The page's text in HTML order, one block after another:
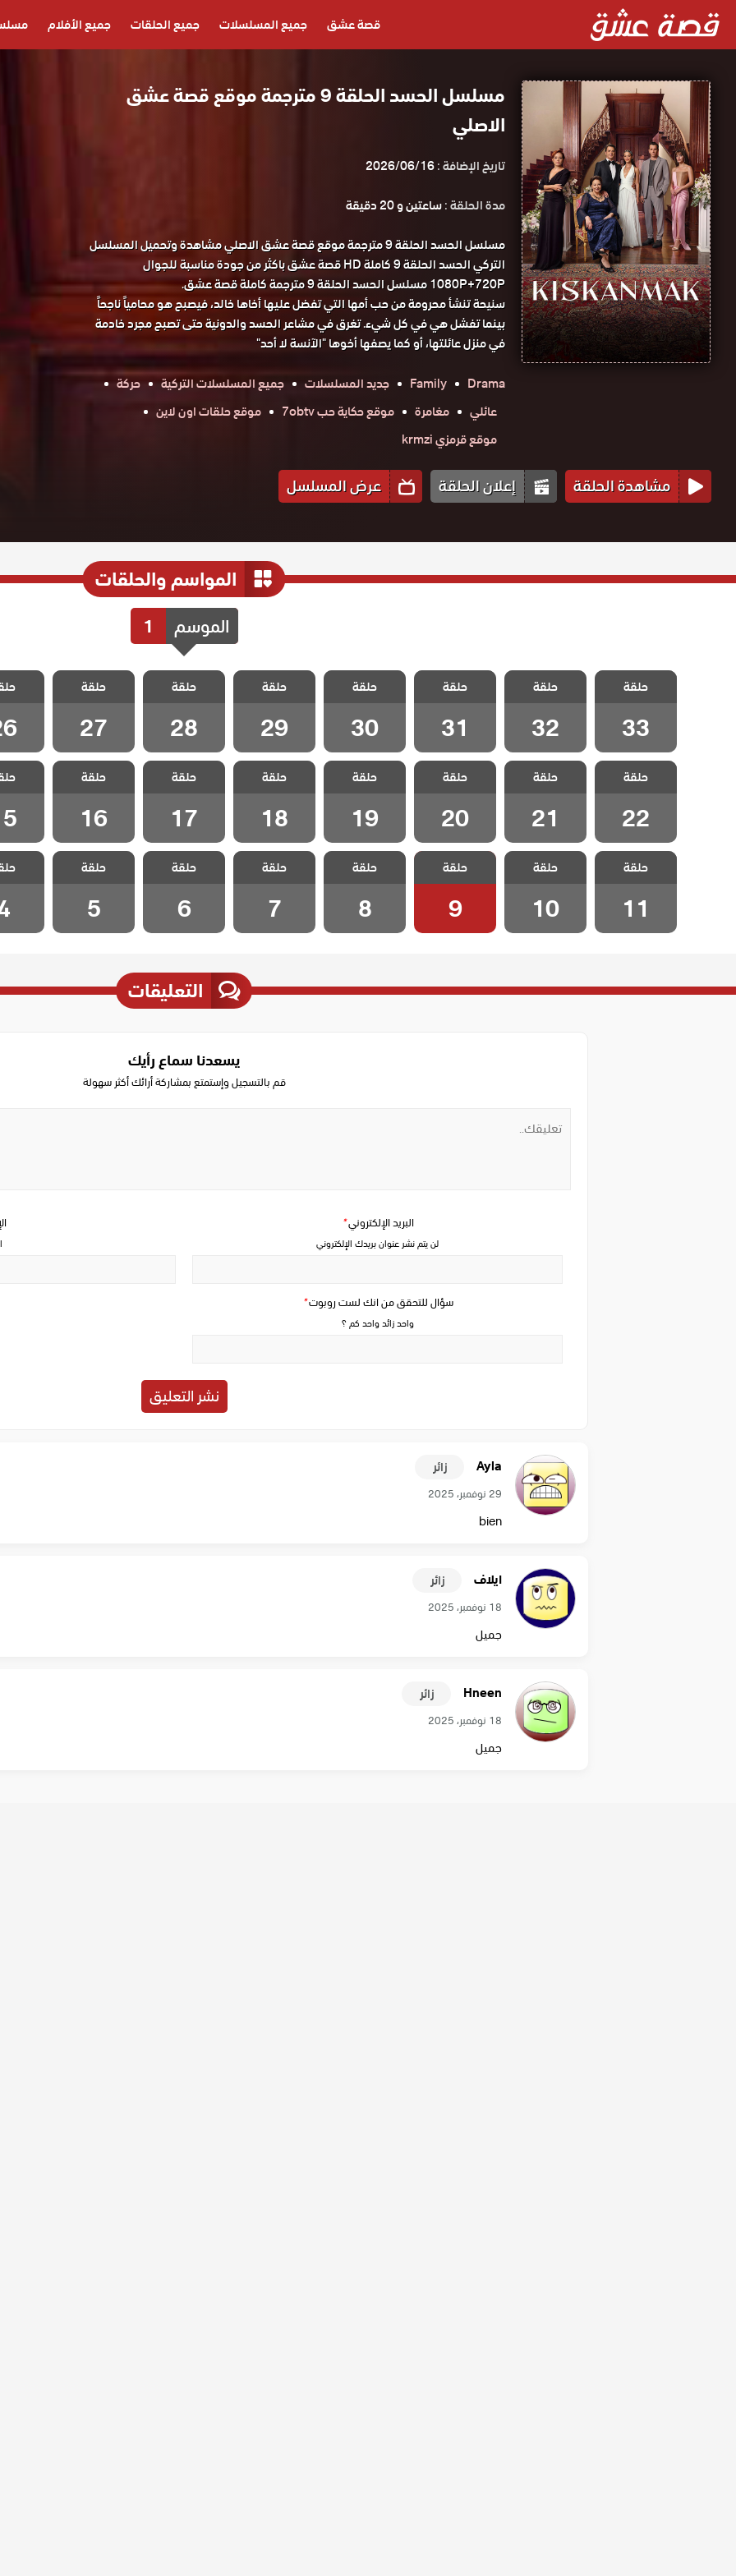
قصة عشق جميع المسلسلات جميع الحلقات جميع الأفلام
مسلسل الحسد الحلقة 9 مترجمة موقع قصة عشق
الاصلي
تاريخ الإضافة :2026/06/16
مدة الحلقة :ساعتين و 20 دقيقة
مسلسل الحسد الحلقة 9 مترجمة موقع قصة عشق الاصلي مشاهدة وتحميل المسلسل
التركي الحسد الحلقة 9 كاملة HD قصة عشق باكثر من جودة مناسبة للجوال
1080P+720P مسلسل الحسد الحلقة 9 مترجمة كاملة قصة عشق.
سنيحة تنشأ محرومة من حب أمها التي تفضل عليها أخاها خالد، فيصبح هو محامياً ناجحاً
بينما تفشل هي في كل شيء. تغرق في مشاعر الحسد والدونية حتى تصبح مجرد خادمة
في منزل عائلتها، أو كما يصفها أخوها "الآنسة لا أحد"
Drama
Family جديد المسلسلات جميع المسلسلات التركية
حركة
عائلي
مغامرة موقع حكاية حب 7obtv
موقع حلقات اون لاين
موقع قرمزي krmzi
مشاهدة الحلقة إعلان الحلقة عرض المسلسل
المواسم والحلقات
الموسم 1
مسلسل الحسد
الحلقة 33
والاخيرة
حلقة
33
مسلسل الحسد
الحلقة 32
حلقة
32
مسلسل الحسد
الحلقة 31
حلقة
31
مسلسل الحسد
الحلقة 30
حلقة
30
مسلسل الحسد
الحلقة 29
حلقة
29
مسلسل الحسد
الحلقة 28
حلقة
28
مسلسل الحسد
الحلقة 27
حلقة
27
مسلسل
مسلسل الحسد
الحلقة 22
حلقة
22
مسلسل الحسد
الحلقة 21
حلقة
21
مسلسل الحسد
الحلقة 20
حلقة
20
مسلسل الحسد
الحلقة 19
حلقة
19
مسلسل الحسد
الحلقة 18
حلقة
18
مسلسل الحسد
الحلقة 17
حلقة
17
مسلسل الحسد
الحلقة 16
حلقة
16
مسلسل
مسلسل الحسد
الحلقة 11
حلقة
11
مسلسل الحسد
الحلقة 10
حلقة
10
مسلسل الحسد
الحلقة 9
حلقة
9
مسلسل الحسد
الحلقة 8
حلقة
8
مسلسل الحسد
الحلقة 7
حلقة
7
مسلسل الحسد
الحلقة 6
حلقة
6
مسلسل الحسد
الحلقة 5
حلقة
5
مسلسل
التعليقات
يسعدنا سماع رأيك
قم بالتسجيل وإستمتع بمشاركة أرائك أكثر سهولة
سؤال للتحقق من انك لست روبوت*
واحد زائد واحد كم ؟
البريد الإلكتروني*
لن يتم نشر عنوان بريدك الإلكتروني
Ayla زائر
29 نوفمبر، 2025
bien
ايلاف زائر
18 نوفمبر، 2025
جميل
Hneen زائر
18 نوفمبر، 2025
جميل